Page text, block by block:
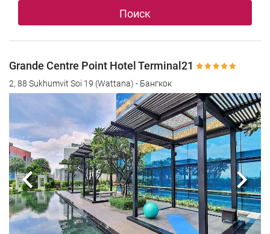
Поиск
Grande Centre Point Hotel Terminal21
2, 88 Sukhumvit Soi 19 (Wattana) - Бангкок
Предыдущий